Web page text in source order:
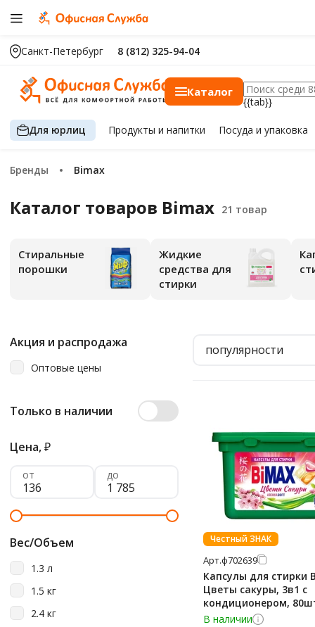
Санкт-Петербург 8 (812) 325-94-04
Каталог
{{tab}}
Для юрлиц Продуктыи напитки Посуда и упаковка
Бренды Bimax
Каталог товаров Bimax
Стиральные
порошки
Жидкие
средства для
стирки
Акция и распродажа
Оптовые цены
Только в наличии
Цена,₽
от до
Вес/Объем
1.3 л
1.5 кг
2.4 кг
популярности
Честный ЗНАК
Арт.ф702639
Капсулы для стирки
Цветы сакуры, 3в1 с
кондиционером,
В наличии